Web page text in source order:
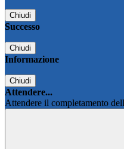
Chiudi
Successo
Chiudi
Informazione
Chiudi
Attendere...
Attendere il completamento